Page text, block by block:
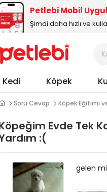
Petlebi Mobil
Şimdi daha hızlı ve
Kedi Köpek
Soru Cevap Köpek Eğitimi
Evde Tek
:(
gelen